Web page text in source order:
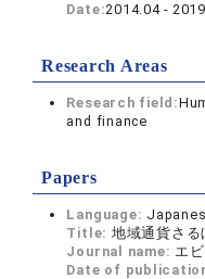
Date:2014.04 -
Research Areas
Research field:
and finance
Papers
Language:
Title: 地域通貨さ
Journal name: エ
Date of